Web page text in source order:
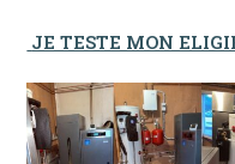
JE TESTE MON